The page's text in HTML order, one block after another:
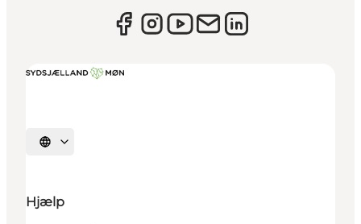
Vælg sprog
Hjælp